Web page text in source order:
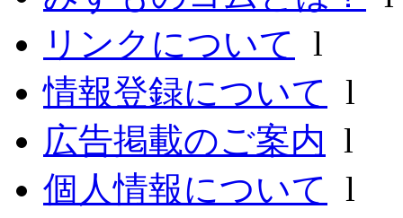
リンクについて l
情報登録について l
広告掲載のご案内 l
個人情報について l